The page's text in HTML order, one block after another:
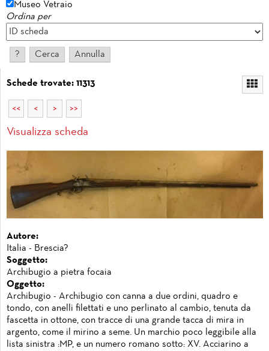
Museo Vetraio
Ordina per
Schede trovate: 11313
<< < > >>
Visualizza scheda
Autore:
Italia - Brescia?
Soggetto:
Archibugio a pietra focaia
Oggetto:
Archibugio - Archibugio con canna a due ordini, quadro e
tondo, con anelli filettati e uno perlinato al cambio, tenuta da
fascetta in ottone, con tracce di una grande tacca di mira in
argento, come il mirino a seme. Un marchio poco leggibile alla
lista sinistra :MP, e un numero romano sotto: XV. Acciarino a